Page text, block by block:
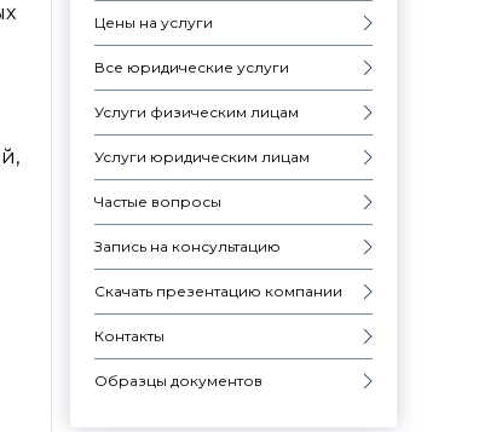
Цены на услуги
Все юридические услуги
Услуги физическим лицам
Услуги юридическим лицам
Частые вопросы
Запись на консультацию
Скачать презентацию компании
Контакты
Образцы документов